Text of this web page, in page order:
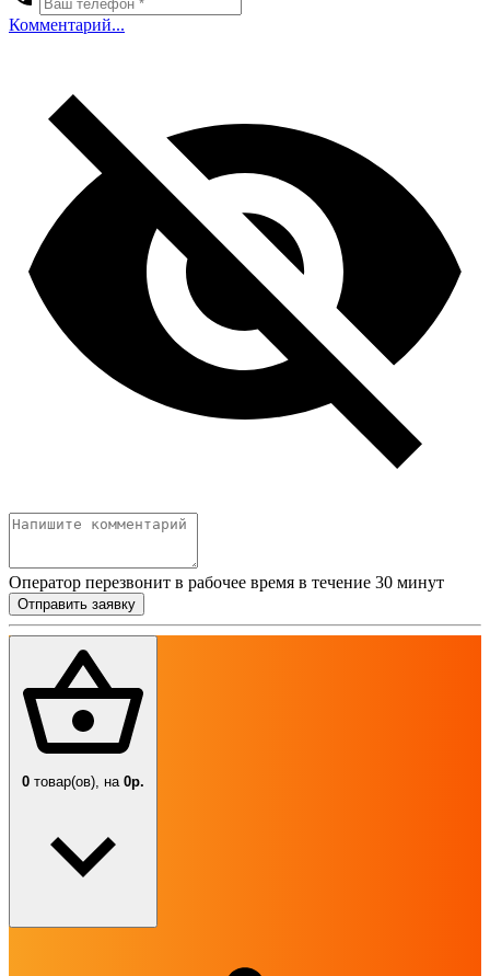
Комментарий...
Оператор перезвонит в рабочее время в течение 30 минут
Отправить заявку
0 товар(ов), на 0р.